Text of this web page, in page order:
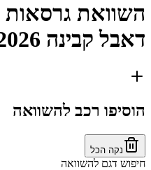
השוואת גרסאות
דאבל קבינה 2026
הוסיפו רכב להשוואה
נקה הכל
חיפוש דגם להשוואה